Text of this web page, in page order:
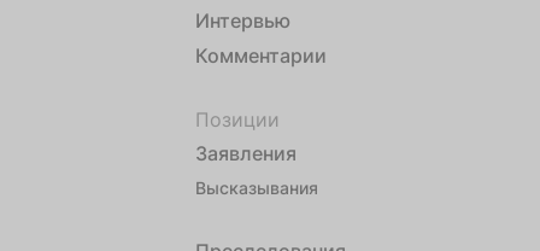
Интервью
Комментарии
Позиции
Заявления
Высказывания